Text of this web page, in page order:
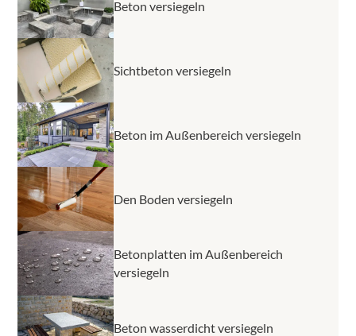
Beton versiegeln
Sichtbeton versiegeln
Beton im Außenbereich versiegeln
Den Boden versiegeln
Betonplatten im Außenbereich
versiegeln
Beton wasserdicht versiegeln